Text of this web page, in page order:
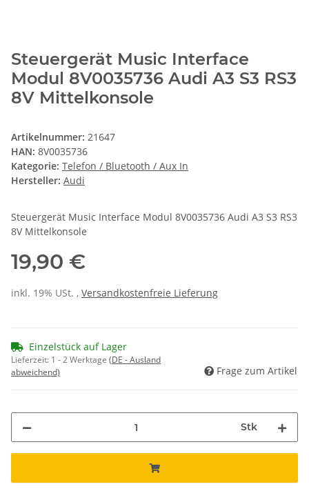
Steuergerät Music Interface
Modul 8V0035736 Audi A3 S3 RS3
8V Mittelkonsole
Artikelnummer: 21647
HAN: 8V0035736
Kategorie: Telefon / Bluetooth / Aux In
Hersteller: Audi
Steuergerät Music Interface Modul 8V0035736 Audi A3 S3 RS3
8V Mittelkonsole
19,90 €
inkl. 19% USt. , Versandkostenfreie Lieferung
Einzelstück auf Lager
Lieferzeit: 1 - 2 Werktage (DE - Ausland
abweichend)
Frage zum Artikel
Stk